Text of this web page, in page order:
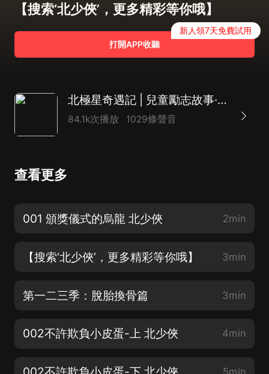
【搜索‘北少俠’，更多精彩等你哦】
打開APP收聽
新人領7天免費試用
北極星奇遇記 | 兒童勵志故事·北少俠MC
84.1k次播放 1029條聲音
查看更多
001 頒獎儀式的烏龍 北少俠 2min
【搜索‘北少俠’，更多精彩等你哦】 3min
第一二三季：脫胎換骨篇 3min
002不許欺負小皮蛋-上 北少俠 4min